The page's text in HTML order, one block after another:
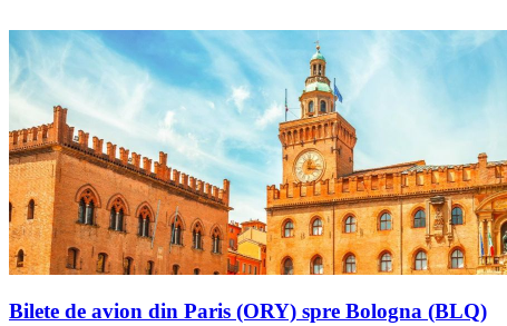
Bilete de avion din Paris (ORY) spre Bologna (BLQ)